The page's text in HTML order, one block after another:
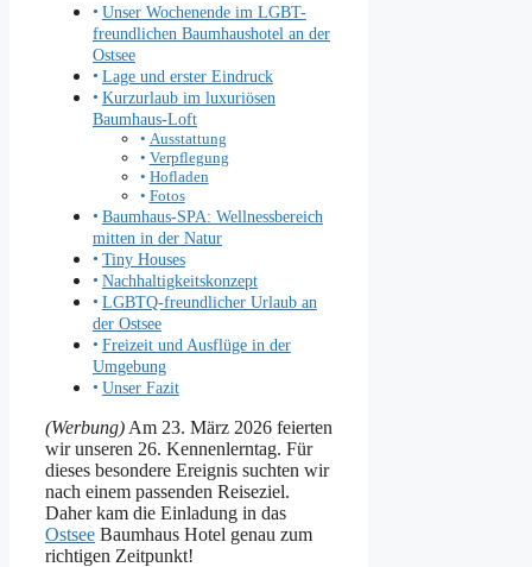
Unser Wochenende im LGBT-
freundlichen Baumhaushotel an der
Ostsee
Lage und erster Eindruck
Kurzurlaub im luxuriösen
Baumhaus-Loft
Ausstattung
Verpflegung
Hofladen
Fotos
Baumhaus-SPA: Wellnessbereich
mitten in der Natur
Tiny Houses
Nachhaltigkeitskonzept
LGBTQ-freundlicher Urlaub an
der Ostsee
Freizeit und Ausflüge in der
Umgebung
Unser Fazit
(Werbung) Am 23. März 2026 feierten
wir unseren 26. Kennenlerntag. Für
dieses besondere Ereignis suchten wir
nach einem passenden Reiseziel.
Daher kam die Einladung in das
Ostsee Baumhaus Hotel genau zum
richtigen Zeitpunkt!